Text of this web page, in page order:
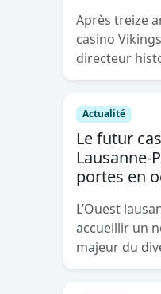
Après treize
casino
directeur
Actualité
Le futur
Lausanne-
portes en
L’Ouest
accueillir un
majeur du